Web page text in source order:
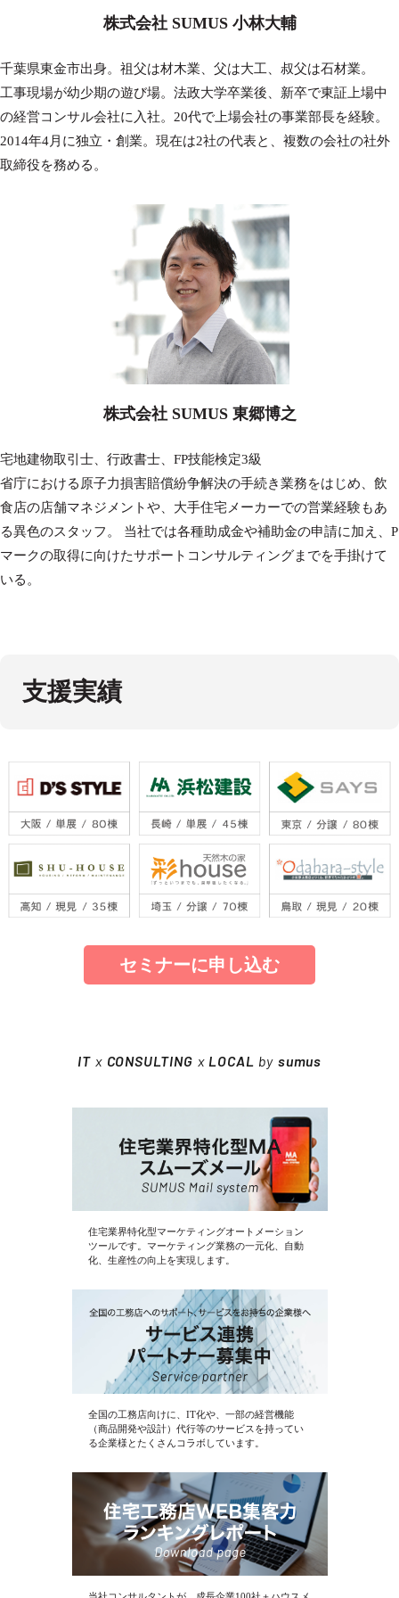
株式会社 SUMUS 小林大輔
千葉県東金市出身。祖父は材木業、父は大工、叔父は石材業。
工事現場が幼少期の遊び場。法政大学卒業後、新卒で東証上場中
の経営コンサル会社に入社。20代で上場会社の事業部長を経験。
2014年4月に独立・創業。現在は2社の代表と、複数の会社の社外
取締役を務める。
株式会社 SUMUS 東郷博之
宅地建物取引士、行政書士、FP技能検定3級
省庁における原子力損害賠償紛争解決の手続き業務をはじめ、飲
食店の店舗マネジメントや、大手住宅メーカーでの営業経験もあ
る異色のスタッフ。 当社では各種助成金や補助金の申請に加え、P
マークの取得に向けたサポートコンサルティングまでを手掛けて
いる。
支援実績
セミナーに申し込む
IT x CONSULTING x LOCAL by sumus
住宅業界特化型マーケティングオートメーション
ツールです。マーケティング業務の一元化、自動
化、生産性の向上を実現します。
全国の工務店向けに、IT化や、一部の経営機能
（商品開発や設計）代行等のサービスを持ってい
る企業様とたくさんコラボしています。